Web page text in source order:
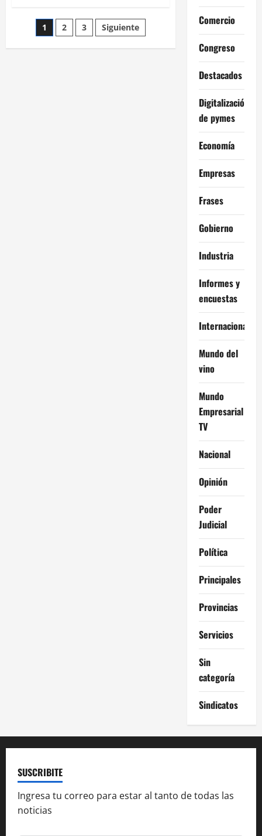
del
Banco
Central:
Paginación
de
1 2 3 Siguiente
Comercio
Congreso
Destacados
Digitalización
de pymes
Economía
Empresas
Frases
Gobierno
Industria
Informes y
encuestas
Internacional
Mundo del
vino
Mundo
Empresarial
TV
Nacional
Opinión
Poder
Judicial
Política
Principales
Provincias
Servicios
Sin
categoría
Sindicatos
SUSCRIBITE
Ingresa tu correo para estar al tanto de todas las
noticias